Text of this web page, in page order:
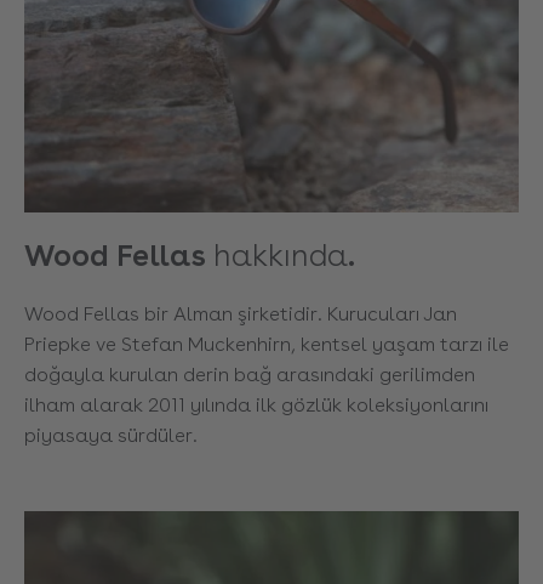
Wood Fellas hakkında.
Wood Fellas bir Alman şirketidir. Kurucuları Jan
Priepke ve Stefan Muckenhirn, kentsel yaşam tarzı ile
doğayla kurulan derin bağ arasındaki gerilimden
ilham alarak 2011 yılında ilk gözlük koleksiyonlarını
piyasaya sürdüler.